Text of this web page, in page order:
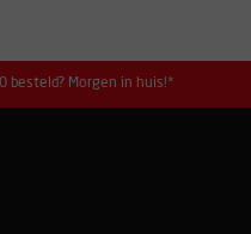
besteld? Morgen in huis!*